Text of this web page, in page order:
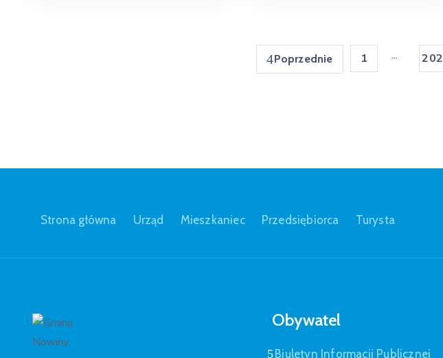
Poprzednie 1 ... 202
Strona główna Urząd Mieszkaniec Przedsiębiorca Turysta
Obywatel
Biuletyn Informacji Publicznej